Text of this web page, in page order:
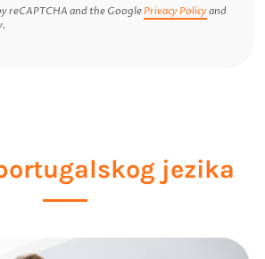
reCAPTCHA and the Google Privacy Policyand
jezika